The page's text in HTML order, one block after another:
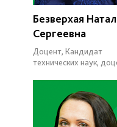
Безверхая
Сергеевна
Доцент, Кандидат
технических наук,